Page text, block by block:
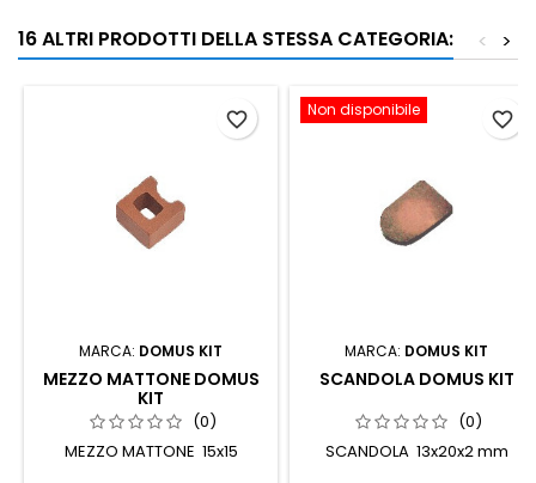
16 ALTRI PRODOTTI DELLA STESSA CATEGORIA: >
<
MARCA: DOMUS KIT
MEZZO MATTONE DOMUS
KIT
(0)
MEZZO MATTONE 15x15
favorite_border Non disponibile
MARCA: DOMUS KIT
SCANDOLA DOMUS KIT
(0)
SCANDOLA 13x20x2 mm
favorite_border